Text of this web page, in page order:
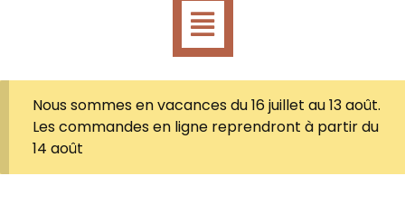
Nous sommes en vacances du 16 juillet au 13 août.
Les commandes en ligne reprendront à partir du
14 août